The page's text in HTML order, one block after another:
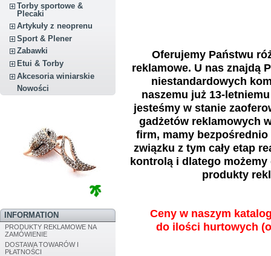
Torby sportowe &
Plecaki
Artykuły z neoprenu
Sport & Plener
Zabawki
Etui & Torby
Akcesoria winiarskie
Nowości
INFORMATION
PRODUKTY REKLAMOWE NA
ZAMÓWIENIE
DOSTAWA TOWARÓW I
PŁATNOŚCI
Oferujemy Państwu
reklamowe. U nas znajdą
niestandardowych
naszemu już 13-
jesteśmy w stanie
gadżetów reklamowych
firm, mamy bezpośrednio
związku z tym cały etap
kontrolą i dlatego
produkty
Ceny w naszym
do ilości hurtowych